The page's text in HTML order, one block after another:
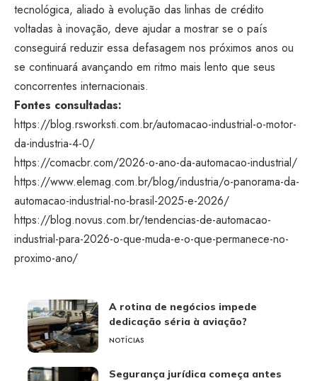
tecnológica, aliado à evolução das linhas de crédito
voltadas à inovação, deve ajudar a mostrar se o país
conseguirá reduzir essa defasagem nos próximos anos ou
se continuará avançando em ritmo mais lento que seus
concorrentes internacionais.
Fontes consultadas:
https://blog.rsworksti.com.br/automacao-industrial-o-motor-
da-industria-4-0/
https://comacbr.com/2026-o-ano-da-automacao-industrial/
https://www.elemag.com.br/blog/industria/o-panorama-da-
automacao-industrial-no-brasil-2025-e-2026/
https://blog.novus.com.br/tendencias-de-automacao-
industrial-para-2026-o-que-muda-e-o-que-permanece-no-
proximo-ano/
A rotina de negócios impede
dedicação séria à aviação?
NOTÍCIAS
Segurança jurídica começa antes